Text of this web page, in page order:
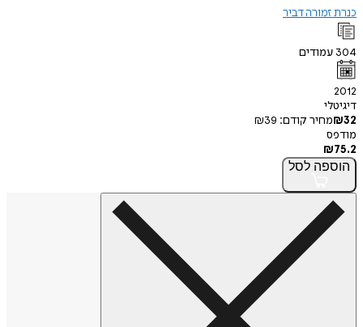
כנרת זמורה דביר
304 עמודים
2012
דיגיטלי
₪32 מחיר קודם: ₪39
מודפס
₪75.2
הוספה לסל